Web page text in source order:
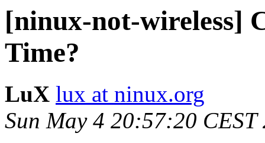
[ninux-not-wireless]
Time?
LuX lux at ninux.org
Sun May 4 20:57:20 CEST